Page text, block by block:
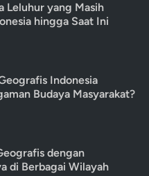
Leluhur yang Masih
hingga Saat Ini
Indonesia
Budaya Masyarakat?
dengan
di Berbagai Wilayah